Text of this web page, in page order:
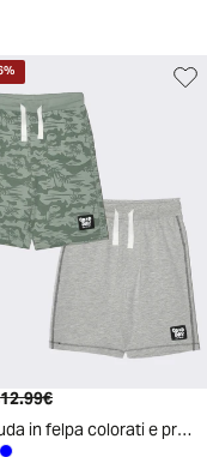
%
attuale
Prezzo originale
12.99€
Bermuda in felpa colorati e pratici - Verde salvia